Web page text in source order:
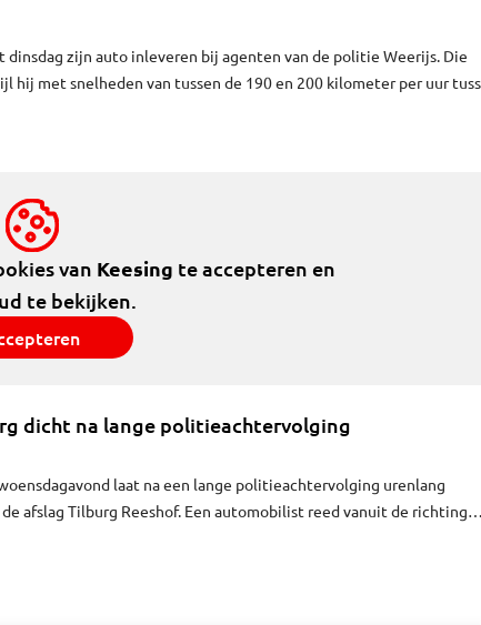
dinsdag zijn auto inleveren bij agenten van de politie Weerijs. Die
hij met snelheden van tussen de 190 en 200 kilometer per uur
van Keesing te accepteren en
te bekijken.
dicht na lange politieachtervolging
laat na een lange politieachtervolging urenlang
afslag Tilburg Reeshof. Een automobilist reed vanuit de richting